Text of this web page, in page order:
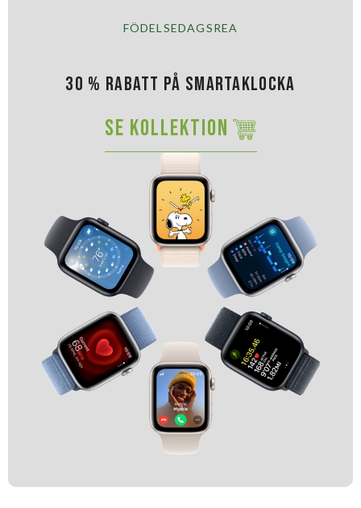
FÖDELSEDAGSREA
30 % RABATT PÅ Smartaklocka
SE KOLLEKTION